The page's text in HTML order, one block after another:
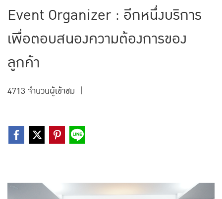
Event Organizer : อีกหนึ่งบริการ
เพื่อตอบสนองความต้องการของ
ลูกค้า
4713 จำนวนผู้เข้าชม |